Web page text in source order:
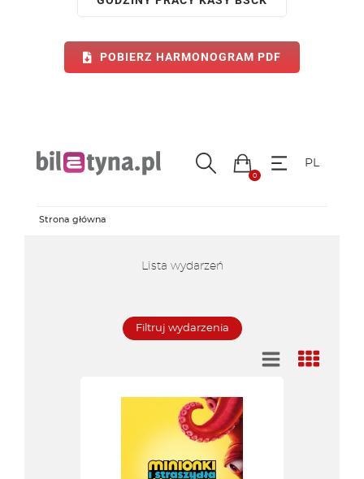
Kompleks Tężnia
O nas
Kontakt
POBIERZ HARMONOGRAM PDF